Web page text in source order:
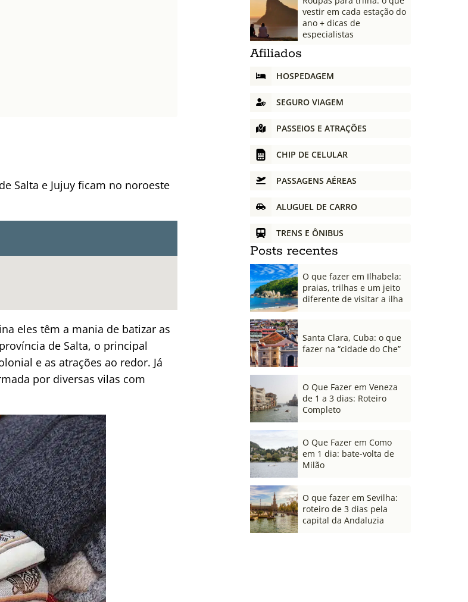
Salta e Jujuy ficam no noroeste
eles têm a mania de batizar as
de Salta, o principal
e as atrações ao redor. Já
por diversas vilas com
vestir em cada estação do
ano + dicas de
especialistas
Afiliados
HOSPEDAGEM
SEGURO VIAGEM
PASSEIOS E ATRAÇÕES
CHIP DE CELULAR
PASSAGENS AÉREAS
ALUGUEL DE CARRO
TRENS E ÔNIBUS
Posts recentes
O que fazer em Ilhabela:
praias, trilhas e um jeito
diferente de visitar a ilha
Santa Clara, Cuba: o que
fazer na “cidade do Che”
O Que Fazer em Veneza
de 1 a 3 dias: Roteiro
Completo
O Que Fazer em Como
em 1 dia: bate-volta de
Milão
O que fazer em Sevilha:
roteiro de 3 dias pela
capital da Andaluzia